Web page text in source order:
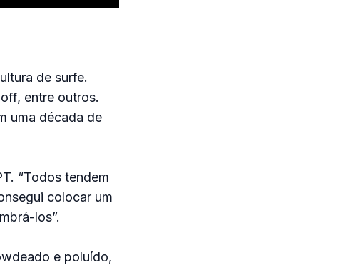
de surfe.
entre outros.
uma década de
“Todos tendem
colocar um
los”.
e poluído,